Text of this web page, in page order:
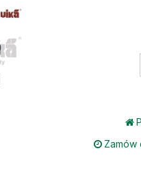
Zamów